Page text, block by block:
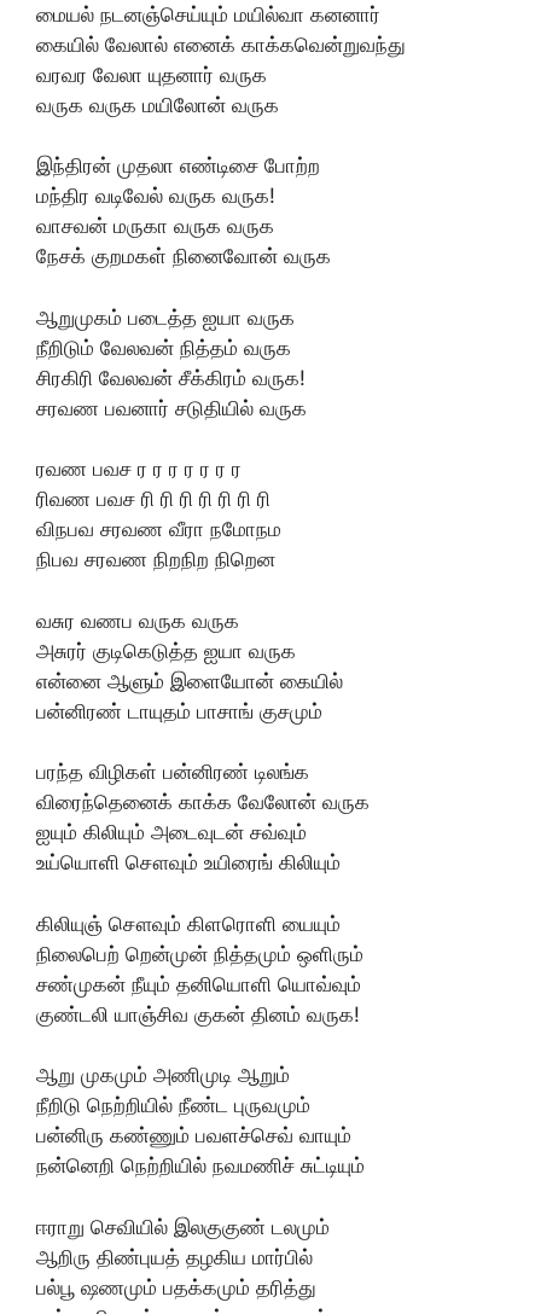
மையல் நடனஞ்செய்யும் மயில்வா கனனார்
கையில் வேலால் எனைக் காக்கவென்றுவந்து
வரவர வேலா யுதனார் வருக
வருக வருக மயிலோன் வருக
இந்திரன் முதலா எண்டிசை போற்ற
மந்திர வடிவேல் வருக வருக!
வாசவன் மருகா வருக வருக
நேசக் குறமகள் நினைவோன் வருக
ஆறுமுகம் படைத்த ஐயா வருக
நீறிடும் வேலவன் நித்தம் வருக
சிரகிரி வேலவன் சீக்கிரம் வருக!
சரவண பவனார் சடுதியில் வருக
ரவண பவச ர ர ர ர ர ர ர
ரிவண பவச ரி ரி ரி ரி ரி ரி ரி
விநபவ சரவண வீரா நமோநம
நிபவ சரவண நிறநிற நிறென
வசுர வணப வருக வருக
அசுரர் குடிகெடுத்த ஐயா வருக
என்னை ஆளும் இளையோன் கையில்
பன்னிரண் டாயுதம் பாசாங் குசமும்
பரந்த விழிகள் பன்னிரண் டிலங்க
விரைந்தெனைக் காக்க வேலோன் வருக
ஐயும் கிலியும் அடைவுடன் சவ்வும்
உய்யொளி சௌவும் உயிரைங் கிலியும்
கிலியுஞ் சௌவும் கிளரொளி யையும்
நிலைபெற் றென்முன் நித்தமும் ஒளிரும்
சண்முகன் நீயும் தனியொளி யொவ்வும்
குண்டலி யாஞ்சிவ குகன் தினம் வருக!
ஆறு முகமும் அணிமுடி ஆறும்
நீறிடு நெற்றியில் நீண்ட புருவமும்
பன்னிரு கண்ணும் பவளச்செவ் வாயும்
நன்னெறி நெற்றியில் நவமணிச் சுட்டியும்
ஈராறு செவியில் இலகுகுண் டலமும்
ஆறிரு திண்புயத் தழகிய மார்பில்
பல்பூ ஷணமும் பதக்கமும் தரித்து